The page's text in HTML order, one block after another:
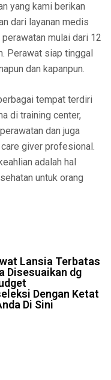
yang kami berikan
dari layanan medis
mulai dari 12
Perawat siap tinggal
dan kapanpun.
tempat terdiri
di training center,
dan juga
giver profesional.
adalah hal
untuk orang
Lansia Terbatas
Disesuaikan dg
Dengan Ketat
Di Sini